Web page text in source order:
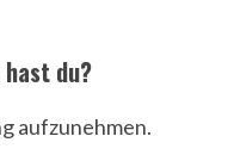
du?
aufzunehmen.